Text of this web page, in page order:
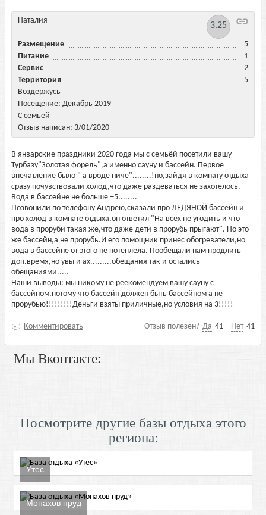
Наталия
3.25
Размещение
5
Питание
1
Сервис
2
Территория
5
Воздержусь
Посещение: Декабрь 2019
С семьёй
Отзыв написан: 3/01/2020
В январские праздники 2020 года мы с семьёй посетили вашу
Турбазу"Золотая форель",а именно сауну и бассейн. Первое
впечатление было " а вроде ниче"........!но,зайдя в комнату отдыха
сразу почувствовали холод,что даже раздеваться не захотелось.
Вода в бассейне не больше +5........
Позвонили по телефону Андрею,сказали про ЛЕДЯНОЙ бассейн и
про холод в комнате отдыха,он ответил "На всех не угодить и что
вода в проруби такая же,что даже дети в прорубь прыгают". Но это
же бассейн,а не прорубь.И его помощник принес обогреватели,но
вода в бассейне от этого не потеплела. Пообещали нам продлить
доп.время,но увы и ах.........обещания так и остались
обещаниями.....
Наши выводы: мы никому не реекомендуем вашу сауну с
бассейном,потому что бассейн должен быть бассейном а не
прорубью!!!!!!!!!Деньги взяты приличные,но условия на 3!!!!!
Отзыв полезен? Да 41 Нет 41
Комментировать
Мы Вконтакте:
Посмотрите другие базы отдыха этого
региона:
Утес
Монахов пруд